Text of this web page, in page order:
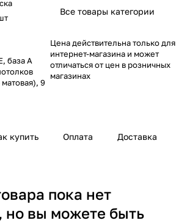
база A
9
Все товары категории
Цена действительна только для
интернет-магазина и может
отличаться от цен в розничных
магазинах
купить Оплата Доставка
пока нет
но вы можете быть